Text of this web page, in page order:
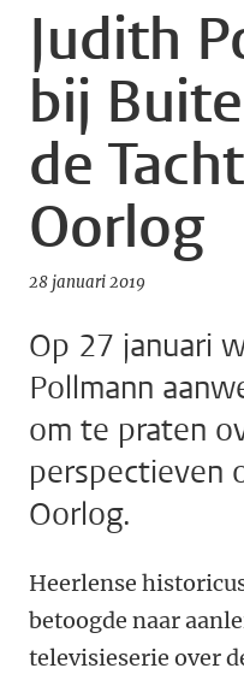
Judith
bij
de
Oorlog
28 januari 2019
Op 27 januari
Pollmann
om te praten
perspectieven
Oorlog.
Heerlense
betoogde naar
televisieserie over